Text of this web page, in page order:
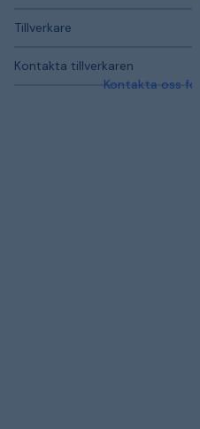
Tillverkare
Kontakta tillverkaren
Kontakta oss